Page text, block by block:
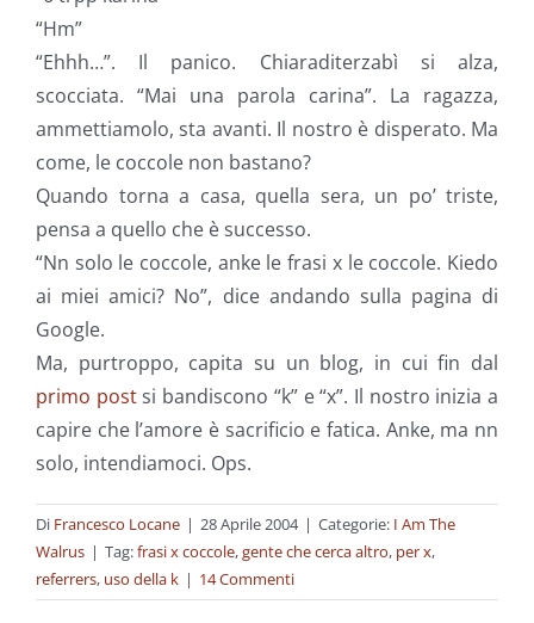
“Hm”
“Ehhh…”. Il panico. Chiaraditerzabì si alza,
scocciata. “Mai una parola carina”. La ragazza,
ammettiamolo, sta avanti. Il nostro è disperato. Ma
come, le coccole non bastano?
Quando torna a casa, quella sera, un po’ triste,
pensa a quello che è successo.
“Nn solo le coccole, anke le frasi x le coccole. Kiedo
ai miei amici? No”, dice andando sulla pagina di
Google.
Ma, purtroppo, capita su un blog, in cui fin dal
primo postsi bandiscono “k” e “x”. Il nostro inizia a
capire che l’amore è sacrificio e fatica. Anke, ma nn
solo, intendiamoci. Ops.
Di Francesco Locane | 28 Aprile 2004 | Categorie: I Am The
Walrus | Tag:frasi x coccole,gente che cerca altro, per x,
referrers, uso della k | 14 Commenti